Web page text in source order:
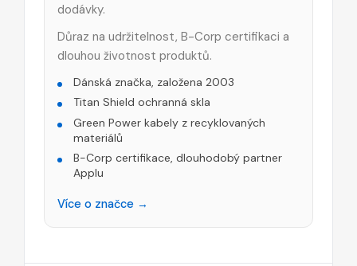
dodávky.
Důraz na udržitelnost, B-Corp certifikaci a
dlouhou životnost produktů.
Dánská značka, založena 2003
Titan Shield ochranná skla
Green Power kabely z recyklovaných
materiálů
B-Corp certifikace, dlouhodobý partner
Applu
Více o značce →